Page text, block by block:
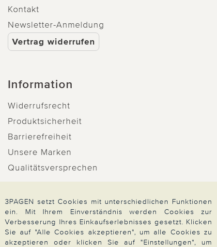
Kontakt
Newsletter-Anmeldung
Vertrag widerrufen
Information
Widerrufsrecht
Produktsicherheit
Barrierefreiheit
Unsere Marken
Qualitätsversprechen
Zahlung & Versand
3PAGEN setzt Cookies mit unterschiedlichen Funktionen
ein. Mit Ihrem Einverständnis werden Cookies zur
Verbesserung Ihres Einkaufserlebnisses gesetzt. Klicken
Sie auf "Alle Cookies akzeptieren", um alle Cookies zu
akzeptieren oder klicken Sie auf "Einstellungen", um